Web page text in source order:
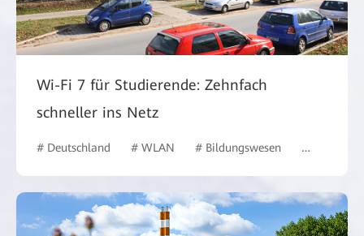
Wi-Fi 7 für Studierende: Zehnfach
schneller ins Netz
# Deutschland # WLAN # Bildungswesen #